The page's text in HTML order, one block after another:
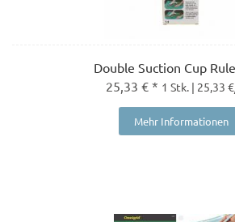
Double Suction Cup
25,33 € * 1 Stk. | 25,33
Mehr Informationen